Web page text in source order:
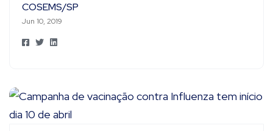
COSEMS/SP
Jun 10, 2019